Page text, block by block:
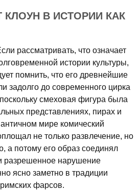
КЛОУН В ИСТОРИИ КАК
рассматривать, что означает
истории культуры,
помнить, что его древнейшие
задолго до современного цирка
смеховая фигура была
представлениях, пирах и
мире комический
не только развлечение, но
а потому его образ соединял
разрешенное нарушение
ясно заметно в традиции
фарсов.